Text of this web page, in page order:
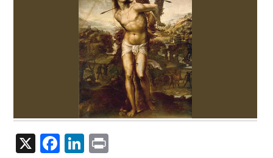
X Facebook
LinkedIn